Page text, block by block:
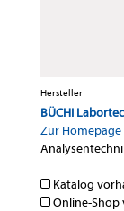
Hersteller
BÜCHI
Zur Homepage
Katalog
Online-Shop